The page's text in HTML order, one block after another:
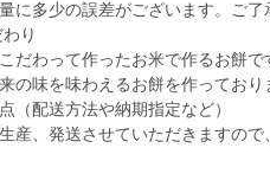
に多少の誤差がございます。ご了
り
だわって作ったお米で作るお餅で
の味を味わえるお餅を作っており
（配送方法や納期指定など）
産、発送させていただきますの